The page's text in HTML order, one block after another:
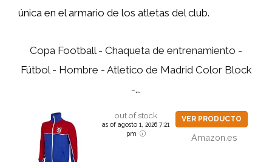
única en el armario de los atletas del club.
Copa Football - Chaqueta de entrenamiento -
Fútbol - Hombre - Atletico de Madrid Color Block
-...
out of stock
as of agosto 1, 2026 7:21
pm
VER PRODUCTO
Amazon.es